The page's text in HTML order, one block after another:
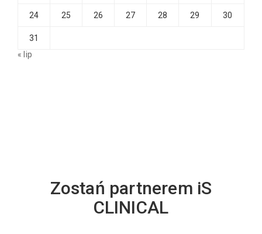
24 25 26 27 28 29 30
31
« lip
Zostań partnerem iS
CLINICAL